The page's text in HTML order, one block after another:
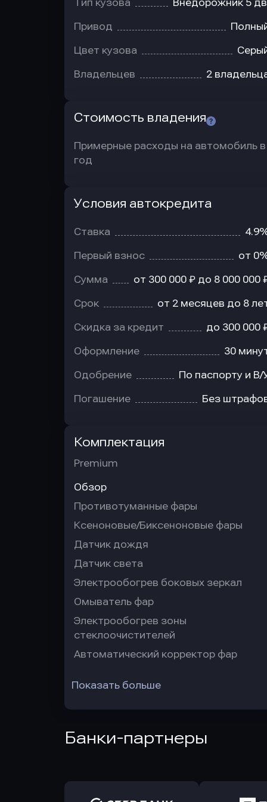
Тип кузова Внедорожник 5
Привод
Цвет кузова
Владельцев 2
Стоимость владения
Примерные расходы на автомобиль в
год
Условия автокредита
Ставка
Первый взнос от
Сумма от 300 000 ₽ до 8 000 000
Срок от 2 месяцев до 8
Скидка за кредит до 300 000
Оформление 30
Одобрение По паспорту и В/
Погашение Без
Комплектация
Premium
Обзор
Противотуманные фары
Ксеноновые/Биксеноновые фары
Датчик дождя
Датчик света
Электрообогрев боковых зеркал
Омыватель фар
Электрообогрев зоны
стеклоочистителей
Автоматический корректор фар
Показать больше
Банки-партнеры